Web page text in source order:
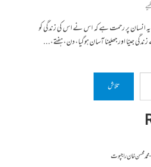
یہ انسان پر رحمت ہے کہ اس نے اس کی زندگی کو
جینا اور جھلینا آسان ہوگیا، دن، ہفتے،...
تلاش
محسن خان راجپوت